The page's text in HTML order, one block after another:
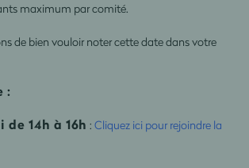
maximum par comité.
de bien vouloir noter cette date dans votre
:
14h à 16h :Cliquez ici pour rejoindre la